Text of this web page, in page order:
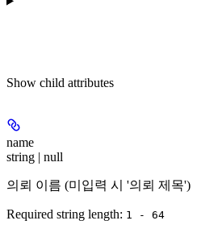
Show child attributes
name
string | null
의뢰 이름 (미입력 시 '의뢰 제목')
Required string length: 1 - 64